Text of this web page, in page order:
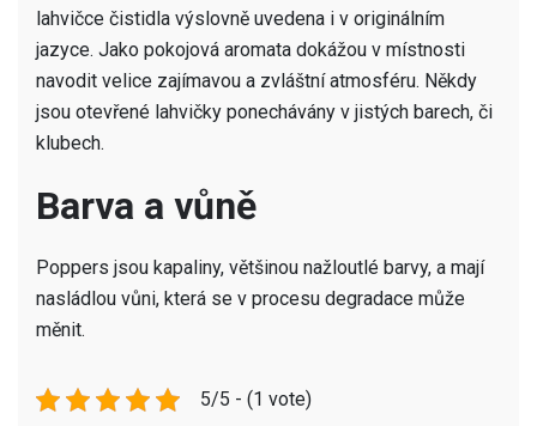
lahvičce čistidla výslovně uvedena i v originálním
jazyce. Jako pokojová aromata dokážou v místnosti
navodit velice zajímavou a zvláštní atmosféru. Někdy
jsou otevřené lahvičky ponechávány v jistých barech, či
klubech.
Barva a vůně
Poppers jsou kapaliny, většinou nažloutlé barvy, a mají
nasládlou vůni, která se v procesu degradace může
měnit.
5/5 - (1 vote)